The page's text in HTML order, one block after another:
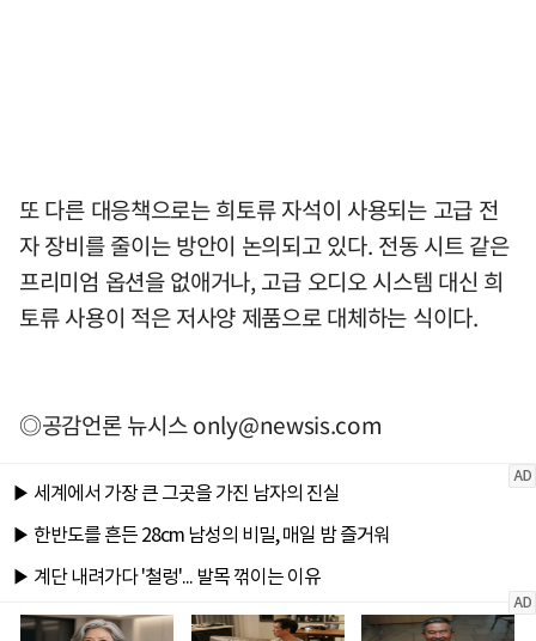
또 다른 대응책으로는 희토류 자석이 사용되는 고급 전
자 장비를 줄이는 방안이 논의되고 있다. 전동 시트 같은
프리미엄 옵션을 없애거나, 고급 오디오 시스템 대신 희
토류 사용이 적은 저사양 제품으로 대체하는 식이다.
◎공감언론 뉴시스only@newsis.com